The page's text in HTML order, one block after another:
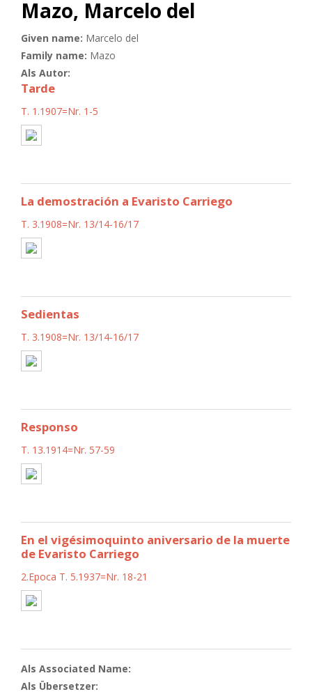
Mazo, Marcelo del
Given name: Marcelo del
Family name: Mazo
Als Autor:
Tarde
T. 1.1907=Nr. 1-5
La demostración a Evaristo Carriego
T. 3.1908=Nr. 13/14-16/17
Sedientas
T. 3.1908=Nr. 13/14-16/17
Responso
T. 13.1914=Nr. 57-59
En el vigésimoquinto aniversario de la muerte
de Evaristo Carriego
2.Epoca T. 5.1937=Nr. 18-21
Als Associated Name:
Als Übersetzer: